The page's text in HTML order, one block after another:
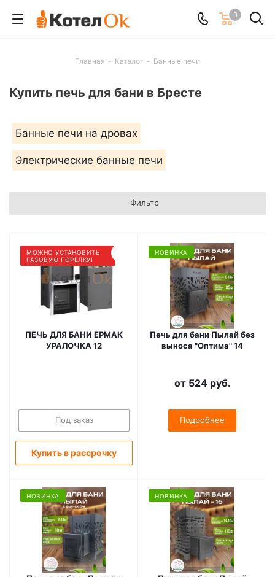
0
Главная - Каталог - Банные печи
Купить печь для бани в Бресте
Банные печи на дровах
Электрические банные печи
Фильтр
МОЖНО УСТАНОВИТЬ
ГАЗОВУЮ ГОРЕЛКУ!
ПЕЧЬ ДЛЯ БАНИ ЕРМАК
УРАЛОЧКА 12
Под заказ
Купить в рассрочку
НОВИНКА
Печь для бани Пылай без
выноса "Оптима" 14
от 524 руб.
Подробнее
НОВИНКА НОВИНКА